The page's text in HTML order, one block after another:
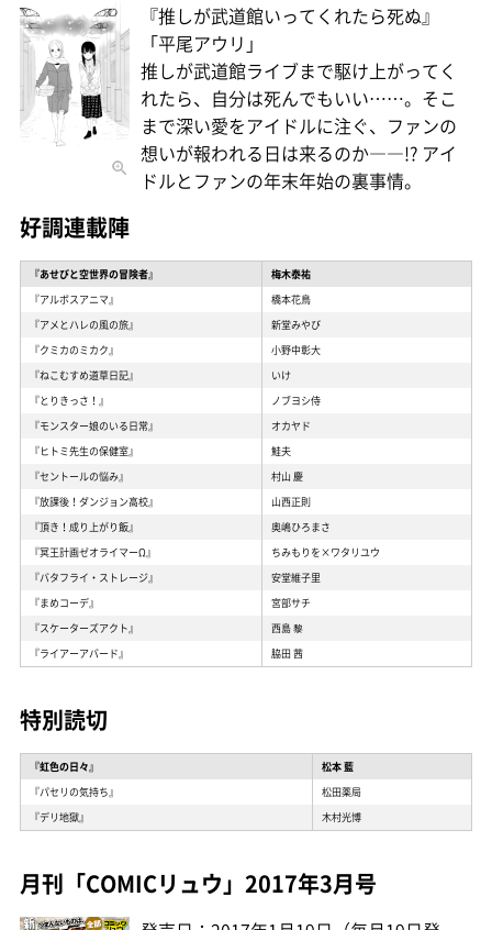
『推しが武道館いってくれたら死ぬ』
「平尾アウリ」
推しが武道館ライブまで駆け上がってく
れたら、自分は死んでもいい……。そこ
まで深い愛をアイドルに注ぐ、ファンの
想いが報われる日は来るのか――!? アイ
ドルとファンの年末年始の裏事情。
好調連載陣
『あせびと空世界の冒険者』
梅木泰祐
『アルボスアニマ』
橋本花鳥
『アメとハレの風の旅』
新堂みやび
『クミカのミカク』
小野中彰大
『ねこむすめ道草日記』
いけ
『とりきっさ！』
ノブヨシ侍
『モンスター娘のいる日常』
オカヤド
『ヒトミ先生の保健室』
鮭夫
『セントールの悩み』
村山 慶
『放課後！ダンジョン高校』
山西正則
『頂き！成り上がり飯』
奥嶋ひろまさ
『冥王計画ゼオライマーΩ』
ちみもりを×ワタリユウ
『バタフライ・ストレージ』
安堂維子里
『まめコーデ』
宮部サチ
『スケーターズアクト』
西島 黎
『ライアーアバード』
脇田 茜
特別読切
『虹色の日々』
松本 藍
『パセリの気持ち』
松田薬局
『デリ地獄』
木村光博
月刊「COMICリュウ」2017年3月号